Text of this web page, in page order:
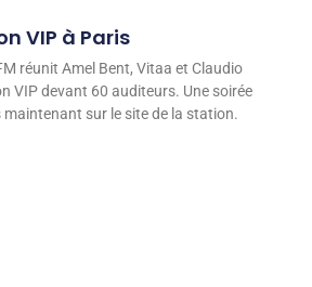
VIP à Paris
réunit Amel Bent, Vitaa et Claudio
VIP devant 60 auditeurs. Une soirée
maintenant sur le site de la station.